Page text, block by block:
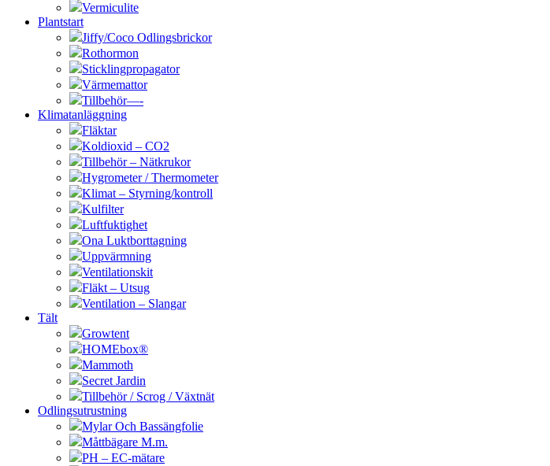
Vermiculite
Plantstart
Jiffy/Coco Odlingsbrickor
Rothormon
Sticklingpropagator
Värmemattor
Tillbehör—-
Klimatanläggning
Fläktar
Koldioxid – CO2
Tillbehör – Nätkrukor
Hygrometer / Thermometer
Klimat – Styrning/kontroll
Kulfilter
Luftfuktighet
Ona Luktborttagning
Uppvärmning
Ventilationskit
Fläkt – Utsug
Ventilation – Slangar
Tält
Growtent
HOMEbox®
Mammoth
Secret Jardin
Tillbehör / Scrog / Växtnät
Odlingsutrustning
Mylar Och Bassängfolie
Måttbägare M.m.
PH – EC-mätare